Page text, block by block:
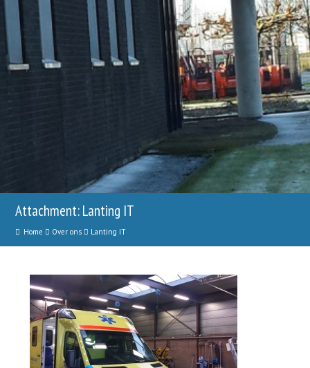
Attachment: Lanting IT
Home Over ons Lanting IT